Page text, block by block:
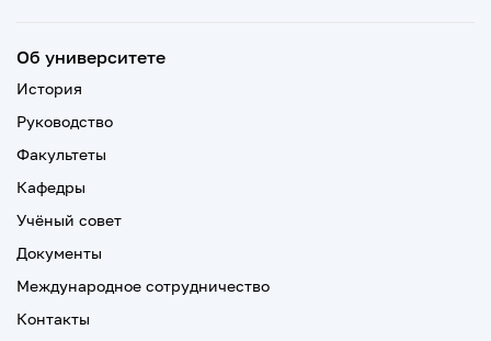
Об университете
История
Руководство
Факультеты
Кафедры
Учёный совет
Документы
Международное сотрудничество
Контакты